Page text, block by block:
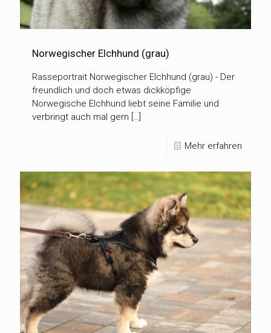
Norwegischer Elchhund (grau)
Rasseportrait Norwegischer Elchhund (grau) - Der
freundlich und doch etwas dickköpfige
Norwegische Elchhund liebt seine Familie und
verbringt auch mal gern […]
Mehr erfahren